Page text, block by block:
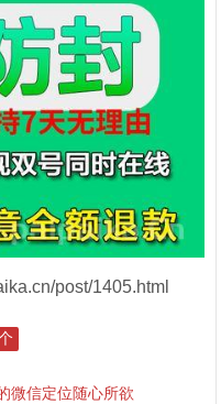
post/1405.html
微信定位随心所欲